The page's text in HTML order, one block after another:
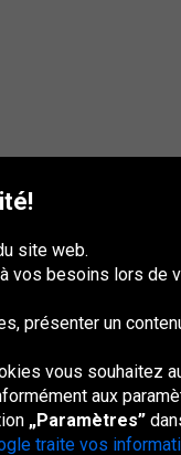
Polska
Slovenská
republika
site web.
vos besoins lors de
présenter un
vous souhaitez
aux
„Paramètres”
traite vos